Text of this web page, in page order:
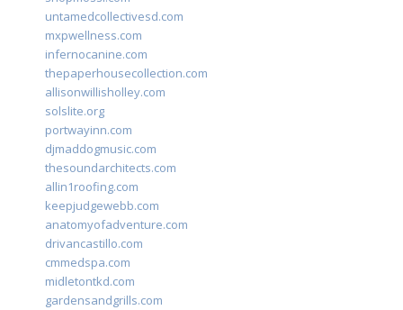
untamedcollectivesd.com
mxpwellness.com
infernocanine.com
thepaperhousecollection.com
allisonwillisholley.com
solslite.org
portwayinn.com
djmaddogmusic.com
thesoundarchitects.com
allin1roofing.com
keepjudgewebb.com
anatomyofadventure.com
drivancastillo.com
cmmedspa.com
midletontkd.com
gardensandgrills.com